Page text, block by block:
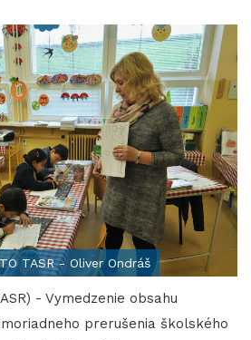
TASR - Oliver Ondráš
- Vymedzenie obsahu
prerušenia školského